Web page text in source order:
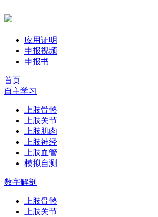
应用证明
申报视频
申报书
首页
自主学习
上肢骨骼
上肢关节
上肢肌肉
上肢神经
上肢血管
模拟自测
数字解剖
上肢骨骼
上肢关节